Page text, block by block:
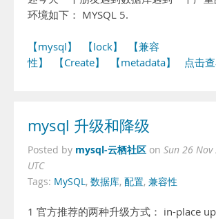
环境如下： MYSQL 5.
【mysql】 【lock】
【兼容
性】
【Create】 【metadata】 点击
mysql 升级和降级
Posted by mysql-云栖社区 on Sun 26
UTC
Tags: MySQL, 数据库, 配置, 兼容性
1 官方推荐的两种升级方式： in-place